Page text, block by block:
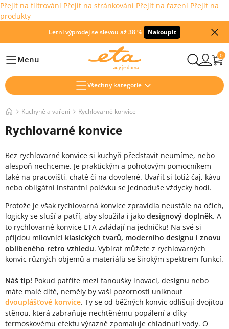
Přejít na filtrování Přejít na stránkování Přejít na řazení Přejít na
produkty
Letní výprodej se slevou až 38 % Nakoupit
HlavníMenu 0
Všechny kategorie
Kuchyně a vaření Rychlovarné konvice
Rychlovarné konvice
Bez rychlovarné konvice si kuchyň představit neumíme, nebo
alespoň nechceme. Je praktickým a pohotovým pomocníkem
také na pracovišti, chatě či na dovolené. Uvařit si totiž čaj, kávu
nebo obligátní instantní polévku se jednoduše vždycky hodí.
Protože je však rychlovarná konvice zpravidla neustále na očích,
logicky se sluší a patří, aby sloužila i jako designový doplněk. A
to rychlovarné konvice ETA zvládají na jedničku! Na své si
přijdou milovníci klasických tvarů, moderního designu i znovu
oblíbeného retro vzhledu. Vybírat můžete z rychlovarných
konvic různých objemů a materiálů se širokým spektrem funkcí.
Náš tip! Pokud patříte mezi fanoušky inovací, designu nebo
máte malé dítě, neměly by vaší pozornosti uniknout
dvouplášťové konvice. Ty se od běžných konvic odlišují dvojitou
stěnou, která zabraňuje nechtěnému popálení a díky
termoskovému efektu výrazně zpomaluje chladnutí vody. O